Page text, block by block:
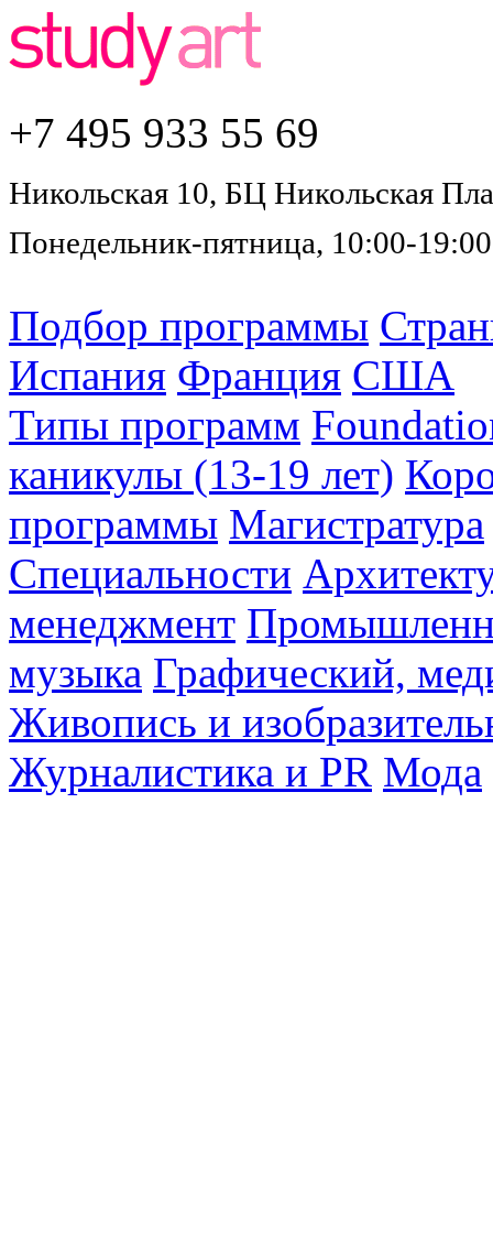
+7 495 933 55 69
Никольская 10, БЦ Никольская
Понедельник-пятница, 10:00-19:00
Подбор программы
Испания Франция США
Типы программ
каникулы (13-19 лет)
программы Магистратура
Специальности
менеджмент
музыка Графический,
Живопись и
Журналистика и PR Мода